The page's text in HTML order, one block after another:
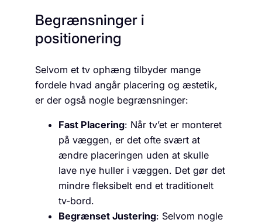
Begrænsninger i
positionering
Selvom et tv ophæng tilbyder mange
fordele hvad angår placering og æstetik,
er der også nogle begrænsninger:
Fast Placering: Når tv’et er monteret
på væggen, er det ofte svært at
ændre placeringen uden at skulle
lave nye huller i væggen. Det gør det
mindre fleksibelt end et traditionelt
tv-bord.
Begrænset Justering: Selvom nogle